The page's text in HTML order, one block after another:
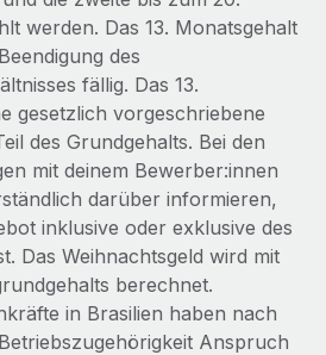
von Mitarbeiter:innen
von Benefits
Payroll
Blick Das Gesundheits- und
Tech hat das globale...
Produkten: Integration mit
Contractor Management
wir bei Remote Unternehmen
die beste...
werden. Das 13. Monatsgehalt
des
fällig. Das 13.
gesetzlich vorgeschriebene
des Grundgehalts. Bei den
mit deinem Bewerber:innen
darüber informieren,
inklusive oder exklusive des
Das Weihnachtsgeld wird mit
berechnet.
in Brasilien haben nach
Anspruch